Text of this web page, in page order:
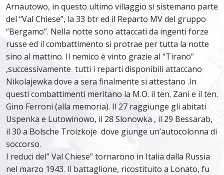
Arnautowo, in questo ultimo villaggio si sistemano parte
del “Val Chiese”, la 33 btr ed il Reparto MV del gruppo
“Bergamo”. Nella notte sono attaccati da ingenti forze
russe ed il combattimento si protrae per tutta la notte
sino al mattino. Il nemico è vinto grazie al “Tirano”
,successivamente tutti i reparti disponibili attaccano
Nikolajewka dove a sera finalmente si attestano .In
questi combattimenti meritano la M.O. il ten. Zani e il ten.
Gino Ferroni (alla memoria). Il 27 raggiunge gli abitati
Uspenka e Lutowinowo, il 28 Slonowka , il 29 Bessarab,
il 30 a Bolsche Troizkoje dove giunge un’autocolonna di
soccorso.
I reduci del” Val Chiese” tornarono in Italia dalla Russia
nel marzo 1943. Il battaglione, ricostituito a Lonato, fu